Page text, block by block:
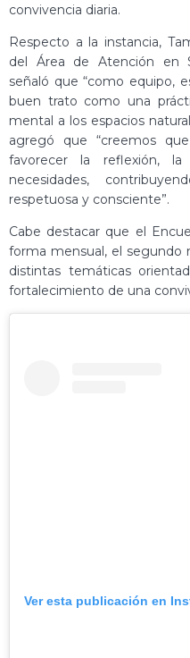
convivencia diaria.
Respecto a la instancia,
del Área de Atención en
señaló que “como equipo,
buen trato como una
mental a los espacios
agregó que “creemos
favorecer la reflexión,
necesidades,
respetuosa y consciente”.
Cabe destacar que el
forma mensual, el segundo
distintas temáticas
fortalecimiento de una
Ver esta publicación en